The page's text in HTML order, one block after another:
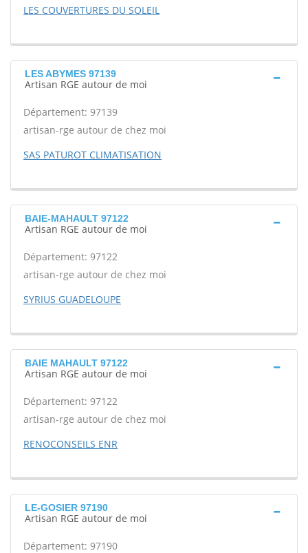
LES COUVERTURES DU SOLEIL
LES ABYMES 97139
Artisan RGE autour de moi
Département: 97139
artisan-rge autour de chez moi
SAS PATUROT CLIMATISATION
BAIE-MAHAULT 97122
Artisan RGE autour de moi
Département: 97122
artisan-rge autour de chez moi
SYRIUS GUADELOUPE
BAIE MAHAULT 97122
Artisan RGE autour de moi
Département: 97122
artisan-rge autour de chez moi
RENOCONSEILS ENR
LE-GOSIER 97190
Artisan RGE autour de moi
Département: 97190